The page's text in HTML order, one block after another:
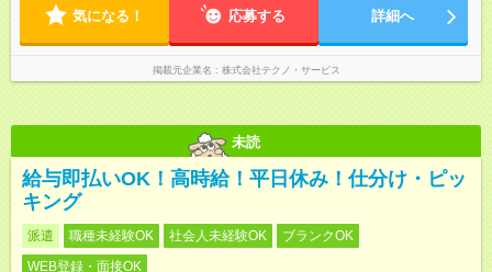
気になる！ 応募する 詳細へ
掲載元企業名 株式会社テクノ・サービス
未読
給与即払いOK！高時給！平日休み！仕分け・ピッ
キング
派遣 職種未経験OK 社会人未経験OK
ブランクOK
WEB登録・面接OK